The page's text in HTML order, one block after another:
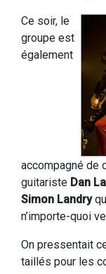
Ce soir, le
groupe est
également
accompagné de
guitariste Dan
Simon Landry
n’importe-quoi
On pressentait
taillés pour les